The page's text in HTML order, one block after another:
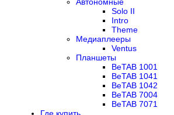
Solo II
Intro
Theme
Медиаплееры
Ventus
Планшеты
BeTAB 1001
BeTAB 1041
BeTAB 1042
BeTAB 7004
BeTAB 7071